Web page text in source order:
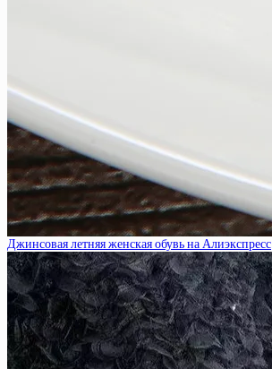
Джинсовая летняя женская обувь на Алиэкспресс